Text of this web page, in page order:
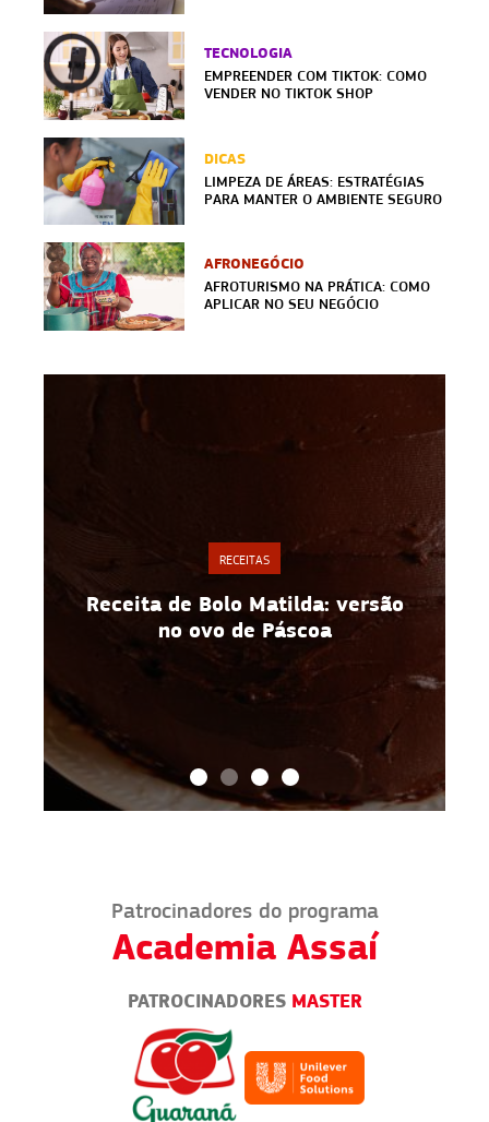
TECNOLOGIA
EMPREENDER COM TIKTOK: COMO
VENDER NO TIKTOK SHOP
DICAS
LIMPEZA DE ÁREAS: ESTRATÉGIAS
PARA MANTER O AMBIENTE SEGURO
AFRONEGÓCIO
AFROTURISMO NA PRÁTICA: COMO
APLICAR NO SEU NEGÓCIO
de Bolo Matilda: versão
no ovo de Páscoa
Patrocinadores do programa
Academia Assaí
PATROCINADORES MASTER